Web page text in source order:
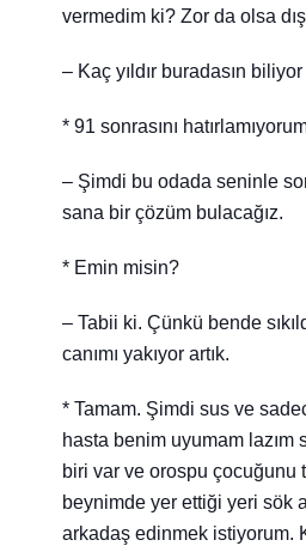
vermedim ki? Zor da olsa
– Kaç yıldır buradasın
* 91 sonrasını
– Şimdi bu odada seninle
sana bir çözüm bulacağız.
* Emin misin?
– Tabii ki. Çünkü bende
canımı yakıyor artık.
* Tamam. Şimdi sus ve
hasta benim uyumam lazım
biri var ve orospu çocuğunu
beynimde yer ettiği yeri sök
arkadaş edinmek istiyorum.